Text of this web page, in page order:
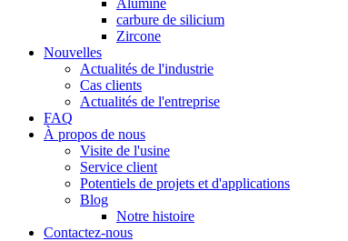
Alumine
carbure de silicium
Zircone
Nouvelles
Actualités de l'industrie
Cas clients
Actualités de l'entreprise
FAQ
À propos de nous
Visite de l'usine
Service client
Potentiels de projets et d'applications
Blog
Notre histoire
Contactez-nous